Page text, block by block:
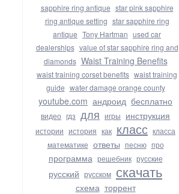
sapphire ring antique star pink sapphire
ring antique setting star sapphire ring
antique Tony Hartman used car
dealerships value of star sapphire ring and
diamonds Waist Training Benefits
waist training corset benefits waist training
guide water damage orange county
youtube.com андроид бесплатно
видео гдз для игры инструкция
истории история как класс класса
математике ответы песню про
программа решебник русские
русский русском скачать
схема торрент